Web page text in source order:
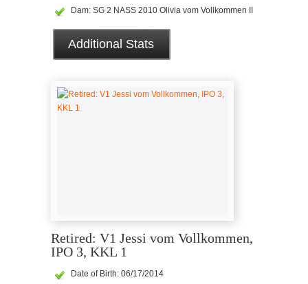
Dam: SG 2 NASS 2010 Olivia vom Vollkommen II
Additional Stats
Retired: V1 Jessi vom Vollkommen,
IPO 3, KKL 1
Date of Birth: 06/17/2014